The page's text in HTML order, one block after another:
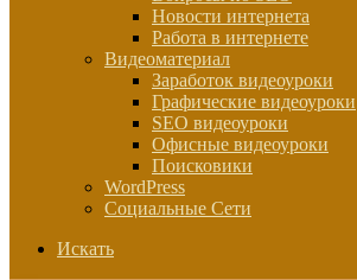
Новости интернета
Работа в интернете
Видеоматериал
Заработок видеоуроки
Графические видеоуроки
SEO видеоуроки
Офисные видеоуроки
Поисковики
WordPress
Социальные Сети
Искать